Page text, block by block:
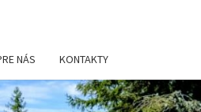
NÁS KONTAKTY